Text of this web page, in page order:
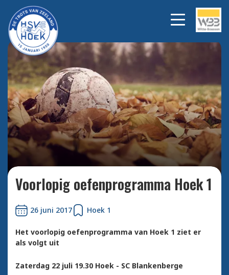
Bekijk alle foto's
Voorlopig oefenprogramma Hoek 1
26 juni 2017 Hoek 1
Het voorlopig oefenprogramma van Hoek 1 ziet er
als volgt uit
Zaterdag 22 juli 19.30 Hoek - SC Blankenberge